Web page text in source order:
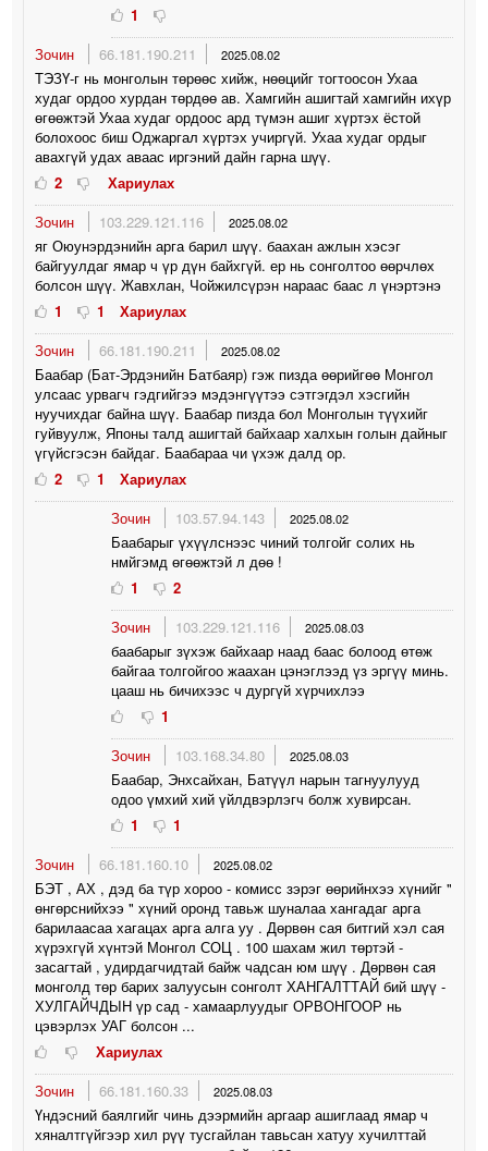
1
Зочин
66.181.190.211 2025.08.02
ТЭЗҮ-г нь монголын төрөөс хийж, нөөцийг тогтоосон Ухаа
худаг ордоо хурдан төрдөө ав. Хамгийн ашигтай хамгийн ихүр
өгөөжтэй Ухаа худаг ордоос ард түмэн ашиг хүртэх ёстой
болохоос биш Оджаргал хүртэх учиргүй. Ухаа худаг ордыг
авахгүй удах аваас иргэний дайн гарна шүү.
2
Хариулах
Зочин
103.229.121.116 2025.08.02
яг Оюунэрдэнийн арга барил шүү. баахан ажлын хэсэг
байгуулдаг ямар ч үр дүн байхгүй. ер нь сонголтоо өөрчлөх
болсон шүү. Жавхлан, Чойжилсүрэн нараас баас л үнэртэнэ
1
1
Хариулах
Зочин
66.181.190.211 2025.08.02
Баабар (Бат-Эрдэнийн Батбаяр) гэж пизда өөрийгөө Монгол
улсаас урвагч гэдгийгээ мэдэнгүүтээ сэтгэгдэл хэсгийн
нуучихдаг байна шүү. Баабар пизда бол Монголын түүхийг
гуйвуулж, Японы талд ашигтай байхаар халхын голын дайныг
үгүйсгэсэн байдаг. Баабараа чи үхэж далд ор.
2
1
Хариулах
Зочин
103.57.94.143 2025.08.02
Баабарыг үхүүлснээс чиний толгойг солих нь
нмйгэмд өгөөжтэй л дөө !
1
2
Зочин
103.229.121.116 2025.08.03
баабарыг зүхэж байхаар наад баас болоод өтөж
байгаа толгойгоо жаахан цэнэглээд үз эргүү минь.
цааш нь бичихээс ч дургүй хүрчихлээ
1
Зочин
103.168.34.80 2025.08.03
Баабар, Энхсайхан, Батүүл нарын тагнуулууд
одоо үмхий хий үйлдвэрлэгч болж хувирсан.
1
1
Зочин
66.181.160.10 2025.08.02
БЭТ , АХ , дэд ба түр хороо - комисс зэрэг өөрийнхээ хүнийг "
өнгөрснийхээ " хүний оронд тавьж шуналаа хангадаг арга
барилаасаа хагацах арга алга уу . Дөрвөн сая битгий хэл сая
хүрэхгүй хүнтэй Монгол СОЦ . 100 шахам жил төртэй -
засагтай , удирдагчидтай байж чадсан юм шүү . Дөрвөн сая
монголд төр барих залуусын сонголт ХАНГАЛТТАЙ бий шүү -
ХУЛГАЙЧДЫН үр сад - хамаарлуудыг ОРВОНГООР нь
цэвэрлэх УАГ болсон ...
Хариулах
Зочин
66.181.160.33 2025.08.03
Үндэсний баялгийг чинь дээрмийн аргаар ашиглаад ямар ч
хяналтгүйгээр хил рүү тусгайлан тавьсан хатуу хучилттай